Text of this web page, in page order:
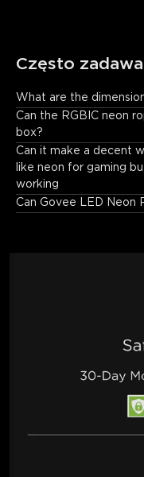
Często
What are the
1.1 inches wide.
Can the RGBIC neon
box?
Can it make a decent
like neon for gaming
working
Can Govee LED Neon